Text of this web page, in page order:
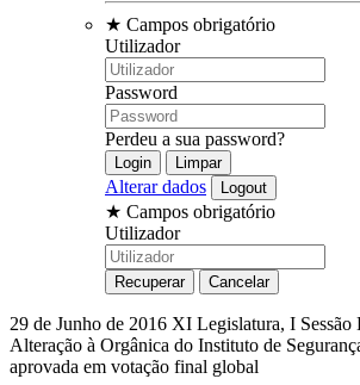
★ Campos obrigatório
Utilizador
Password
Perdeu a sua password?
Alterar dados
★ Campos obrigatório
Utilizador
29 de Junho de 2016 XI Legislatura, I Sessão
Alteração à Orgânica do Instituto de
aprovada em votação final global